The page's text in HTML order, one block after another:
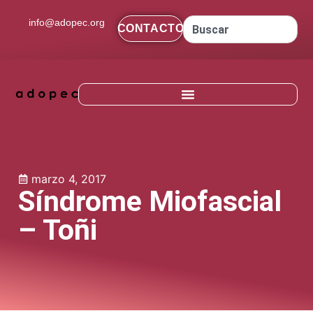
info@adopec.org CONTACTO
Síndrome Miofascial
– Toñi
marzo 4, 2017